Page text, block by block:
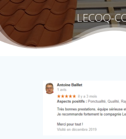
LECOQ-